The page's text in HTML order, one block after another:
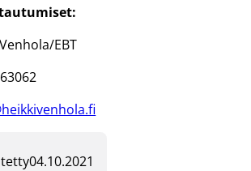
EBT
04.10.2021